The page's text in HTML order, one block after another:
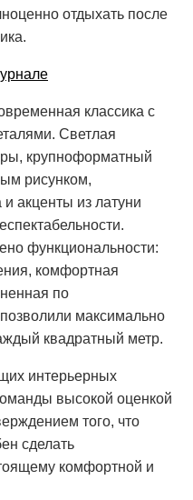
отдыхать после
классика с
Светлая
крупноформатный
рисунком,
акценты из латуни
функциональности:
комфортная
по
максимально
квадратный метр.
интерьерных
высокой оценкой
того, что
сделать
комфортной и